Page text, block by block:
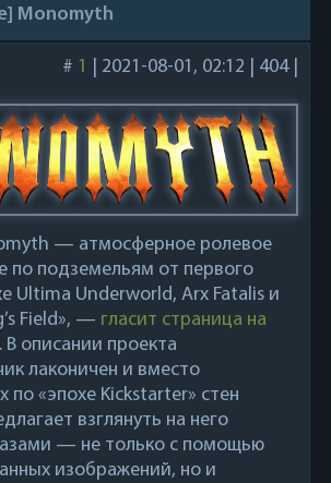
Monomyth
# 1 2021-08-01, 02:12 404|
— атмосферное ролевое
по подземельям от первого
Ultima Underworld, Arx Fatalis и
Field», — гласит страница на
. В описании проекта
лаконичен и вместо
по «эпохе Kickstarter» стен
взглянуть на него
— не только с помощью
изображений, но и